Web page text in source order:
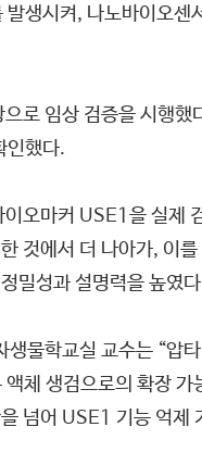
생시켜, 나노바이오
으로 임상 검증을 시
인했다.
오마커 USE1을 실제
것에서 더 나아가, 이
밀성과 설명력을 높였
물학교실 교수는 “압
체 생검으로의 확장
넘어 USE1 기능 억